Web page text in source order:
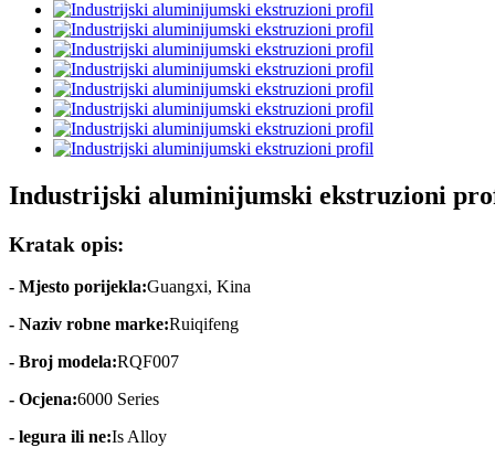
Industrijski aluminijumski ekstruzioni
Kratak opis:
- Mjesto porijekla:Guangxi, Kina
- Naziv robne marke:Ruiqifeng
- Broj modela:RQF007
- Ocjena:6000 Series
- legura ili ne:Is Alloy